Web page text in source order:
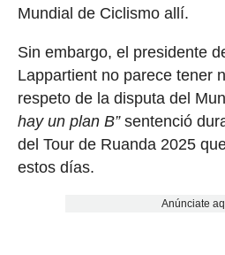
Mundial de Ciclismo allí.
Sin embargo, el presidente
Lappartient no parece tener
respeto de la disputa del
hay un plan B”sentenció
del Tour de Ruanda 2025
estos días.
Anúnciate